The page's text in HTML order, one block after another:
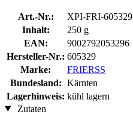
Art.-Nr.:
XPI-FRI-605329
Inhalt:
250 g
EAN:
9002792053296
Hersteller-Nr.: 605329
Marke:
FRIERSS
Bundesland: Kärnten
Lagerhinweis: kühl lagern
Zutaten